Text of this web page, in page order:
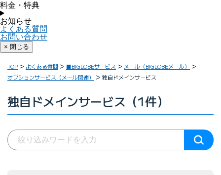
料金・特典
お知らせ
よくある質問
お問い合わせ
× 閉じる
TOP よくある質問 ■BIGLOBEサービス
メール（BIGLOBEメール）
オプションサービス（メール関連）
独自ドメインサービス
独自ドメインサービス（1件）